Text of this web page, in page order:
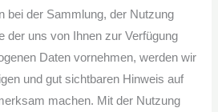
bei der Sammlung, der Nutzung
der uns von Ihnen zur Verfügung
Daten vornehmen, werden wir
und gut sichtbaren Hinweis auf
machen. Mit der Nutzung